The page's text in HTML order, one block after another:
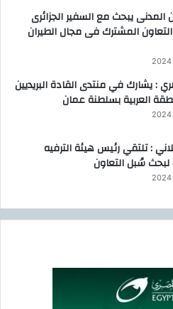
المدنى يبحث مع السفير الجزائرى
المشترك فى مجال الطيران
: يشارك في منتدى القادة البريديين
العربية بسلطنة عمان
: تلتقي رئيس هيئة الترفيه
سُبل التعاون